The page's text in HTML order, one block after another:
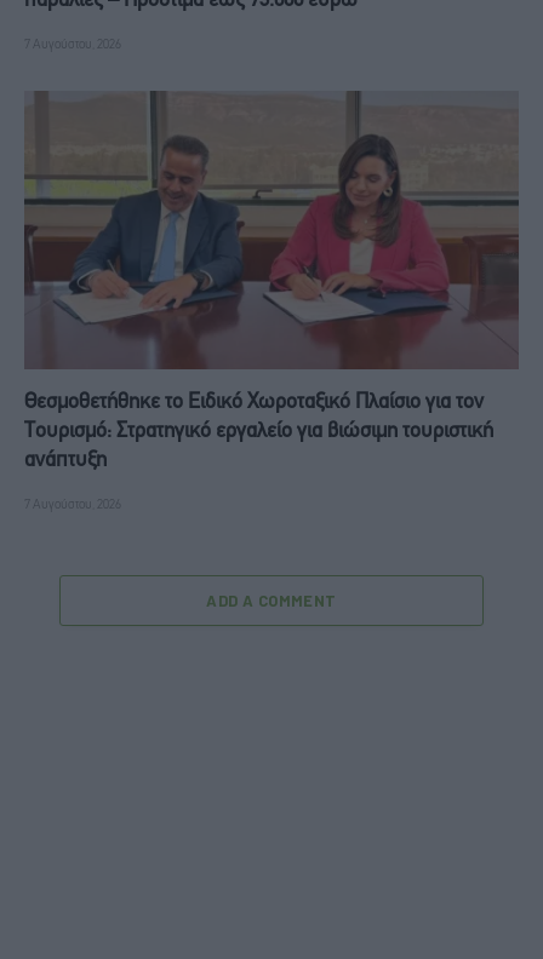
7 Αυγούστου, 2026
Θεσμοθετήθηκε το Ειδικό Χωροταξικό Πλαίσιο για τον
Τουρισμό: Στρατηγικό εργαλείο για βιώσιμη τουριστική
ανάπτυξη
7 Αυγούστου, 2026
ADD A COMMENT